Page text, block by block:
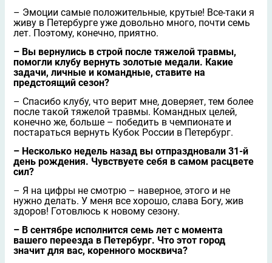
– Эмоции самые положительные, крутые! Все-таки я
живу в Петербурге уже довольно много, почти семь
лет. Поэтому, конечно, приятно.
– Вы вернулись в строй после тяжелой травмы,
помогли клубу вернуть золотые медали. Какие
задачи, личные и командные, ставите на
предстоящий сезон?
– Спасибо клубу, что верит мне, доверяет, тем более
после такой тяжелой травмы. Командных целей,
конечно же, больше – победить в чемпионате и
постараться вернуть Кубок России в Петербург.
– Несколько недель назад вы отпраздновали 31-й
день рождения. Чувствуете себя в самом расцвете
сил?
– Я на цифры не смотрю – наверное, этого и не
нужно делать. У меня все хорошо, слава Богу, жив
здоров! Готовлюсь к новому сезону.
– В сентябре исполнится семь лет с момента
вашего переезда в Петербург. Что этот город
значит для вас, коренного москвича?